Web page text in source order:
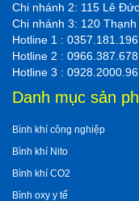
Chi nhánh 2: 115 Lê
Chi nhánh 3: 120
Hotline 1 : 0357.181.196
Hotline 2 : 0966.387.678
Hotline 3 : 0928.2000.96
Danh mục sản
Bình khí công nghiệp
Bình khí Nito
Bình khí CO2
Bình oxy y tế